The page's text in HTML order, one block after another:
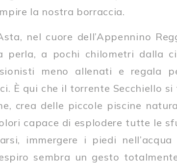
la nostra borraccia.
nel cuore dell’Appennino
perla, a pochi chilometri dalla
meno allenati e regala
È qui che il torrente Secchiello
crea delle piccole piscine
capace di esplodere tutte le
immergere i piedi
sembra un gesto